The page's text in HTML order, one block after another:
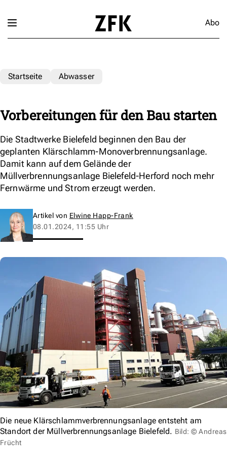
Abo
Startseite Abwasser
Vorbereitungen für den Bau starten
Die Stadtwerke Bielefeld beginnen den Bau der
geplanten Klärschlamm-Monoverbrennungsanlage.
Damit kann auf dem Gelände der
Müllverbrennungsanlage Bielefeld-Herford noch mehr
Fernwärme und Strom erzeugt werden.
Artikel von Elwine Happ-Frank
08.01.2024, 11:55 Uhr
Die neue Klärschlammverbrennungsanlage entsteht am
Standort der Müllverbrennungsanlage Bielefeld. Bild: © Andreas
Frücht